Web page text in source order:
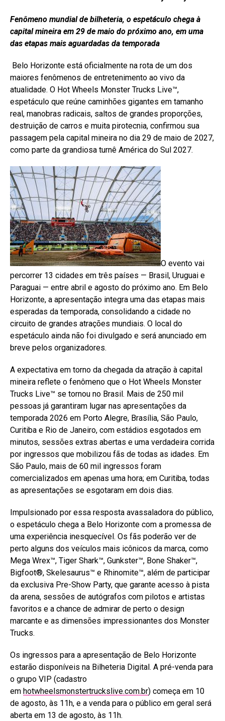
Fenômeno mundial de bilheteria, o espetáculo chega à
capital mineira em 29 de maio do próximo ano, em uma
das etapas mais aguardadas da temporada
Belo Horizonte está oficialmente na rota de um dos
maiores fenômenos de entretenimento ao vivo da
atualidade. O Hot Wheels Monster Trucks Live™,
espetáculo que reúne caminhões gigantes em tamanho
real, manobras radicais, saltos de grandes proporções,
destruição de carros e muita pirotecnia, confirmou sua
passagem pela capital mineira no dia 29 de maio de 2027,
como parte da grandiosa turnê América do Sul 2027.
O evento vai
percorrer 13 cidades em três países — Brasil, Uruguai e
Paraguai — entre abril e agosto do próximo ano. Em Belo
Horizonte, a apresentação integra uma das etapas mais
esperadas da temporada, consolidando a cidade no
circuito de grandes atrações mundiais. O local do
espetáculo ainda não foi divulgado e será anunciado em
breve pelos organizadores.
A expectativa em torno da chegada da atração à capital
mineira reflete o fenômeno que o Hot Wheels Monster
Trucks Live™ se tornou no Brasil. Mais de 250 mil
pessoas já garantiram lugar nas apresentações da
temporada 2026 em Porto Alegre, Brasília, São Paulo,
Curitiba e Rio de Janeiro, com estádios esgotados em
minutos, sessões extras abertas e uma verdadeira corrida
por ingressos que mobilizou fãs de todas as idades. Em
São Paulo, mais de 60 mil ingressos foram
comercializados em apenas uma hora; em Curitiba, todas
as apresentações se esgotaram em dois dias.
Impulsionado por essa resposta avassaladora do público,
o espetáculo chega a Belo Horizonte com a promessa de
uma experiência inesquecível. Os fãs poderão ver de
perto alguns dos veículos mais icônicos da marca, como
Mega Wrex™, Tiger Shark™, Gunkster™, Bone Shaker™,
Bigfoot®, Skelesaurus™ e Rhinomite™, além de participar
da exclusiva Pre-Show Party, que garante acesso à pista
da arena, sessões de autógrafos com pilotos e artistas
favoritos e a chance de admirar de perto o design
marcante e as dimensões impressionantes dos Monster
Trucks.
Os ingressos para a apresentação de Belo Horizonte
estarão disponíveis na Bilheteria Digital. A pré-venda para
o grupo VIP (cadastro
em hotwheelsmonstertruckslive.com.br) começa em 10
de agosto, às 11h, e a venda para o público em geral será
aberta em 13 de agosto, às 11h.